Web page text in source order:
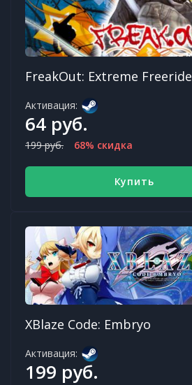
FreakOut: Extreme Freeride
Активация:
64 руб.
199 руб. 68% скидка
Купить
XBlaze Code: Embryo
Активация:
199 руб.